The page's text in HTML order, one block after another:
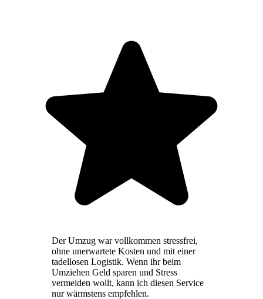
Der Umzug war vollkommen stressfrei,
ohne unerwartete Kosten und mit einer
tadellosen Logistik. Wenn ihr beim
Umziehen Geld sparen und Stress
vermeiden wollt, kann ich diesen Service
nur wärmstens empfehlen.